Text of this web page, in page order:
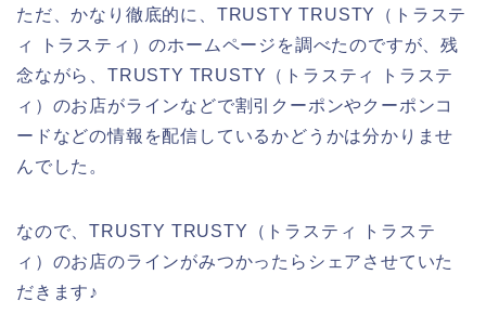
ただ、かなり徹底的に、TRUSTY TRUSTY（トラステ
ィ トラスティ）のホームページを調べたのですが、残
念ながら、TRUSTY TRUSTY（トラスティ トラステ
ィ）のお店がラインなどで割引クーポンやクーポンコ
ードなどの情報を配信しているかどうかは分かりませ
んでした。
なので、TRUSTY TRUSTY（トラスティ トラステ
ィ）のお店のラインがみつかったらシェアさせていた
だきます♪